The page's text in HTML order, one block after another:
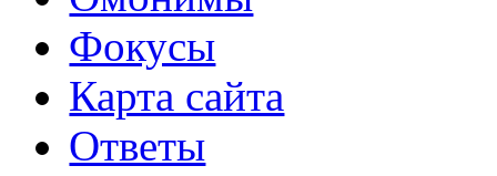
Фокусы
Карта сайта
Ответы